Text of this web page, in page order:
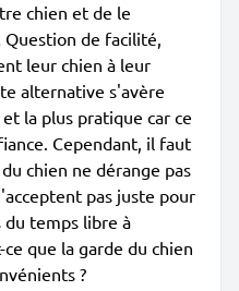
chien et de le
de facilité,
leur chien à leur
alternative s'avère
la plus pratique car ce
Cependant, il faut
chien ne dérange pas
pas juste pour
du temps libre à
que la garde du chien
?